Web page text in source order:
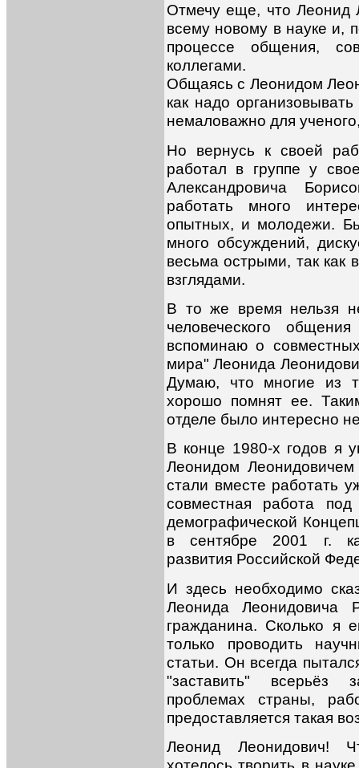
Отмечу еще, что Леонид
всему новому в науке и,
процессе общения,
коллегами.
Общаясь с Леонидом
как надо
немаловажно для
Но вернусь к своей
работал в группе у
Александровича
работать много
опытных, и молодежи.
много обсуждений,
весьма острыми, так как
взглядами.
В то же время нельзя
человеческого
вспоминаю о
мира" Леонида
Думаю, что многие из
хорошо помнят ее.
отделе было интересно
В конце 1980-х годов я
Леонидом
стали вместе работать
совместная работа под
демографической
в сентябре 2001 г.
развития Российской
И здесь необходимо
Леонида Леонидовича
гражданина. Сколько я
только проводить
статьи. Он всегда
"заставить" всерьёз
проблемах страны,
предоставляется такая
Леонид Леонидович!